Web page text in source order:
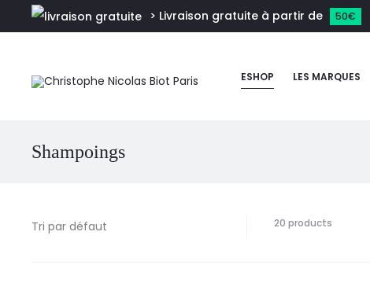
> Livraison gratuite à partir de 50€
ESHOP LES MARQUES
Shampoings
20 products